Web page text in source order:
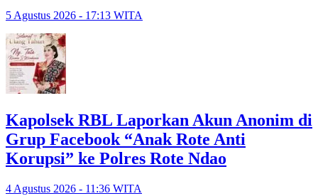
5 Agustus 2026 - 17:13 WITA
Kapolsek RBL Laporkan Akun Anonim di
Grup Facebook “Anak Rote Anti
Korupsi” ke Polres Rote Ndao
4 Agustus 2026 - 11:36 WITA